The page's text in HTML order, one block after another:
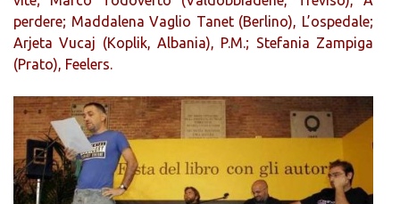
perdere; Maddalena Vaglio Tanet (Berlino), L’ospedale;
Arjeta Vucaj (Koplik, Albania), P.M.; Stefania Zampiga
(Prato), Feelers.